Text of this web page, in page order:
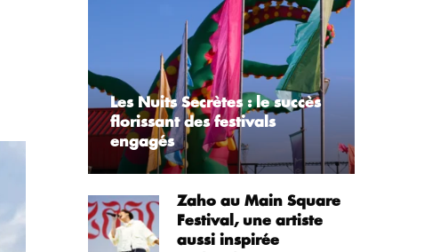
Les Nuits Secrètes : le succès
florissant des festivals
engagés
Zaho au Main Square
Festival, une artiste
aussi inspirée